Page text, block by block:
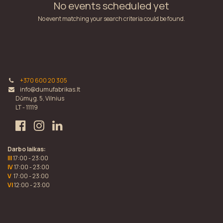
No events scheduled yet
No event matching your search criteria could be found.
+370 600 20 305
info@dumufabrikas.lt
Dūmų g. 5, Vilnius
LT - 11119
Darbo laikas:
III17:00 - 23:00
IV17:00 - 23:00
V 17:00 - 23:00
VI12:00 - 23:00